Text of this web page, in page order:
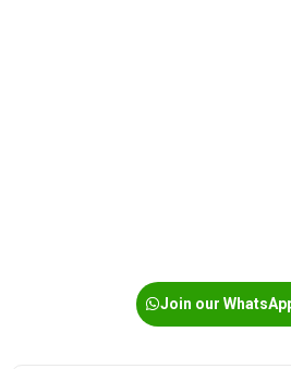
Join our